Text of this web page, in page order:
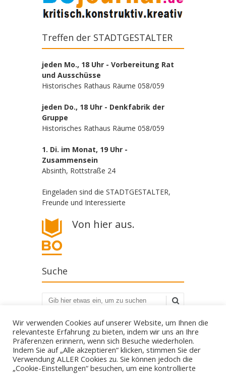
Treffen der STADTGESTALTER
jeden Mo., 18 Uhr - Vorbereitung Rat
und Ausschüsse
Historisches Rathaus Räume 058/059
jeden Do., 18 Uhr - Denkfabrik der
Gruppe
Historisches Rathaus Räume 058/059
1. Di. im Monat, 19 Uhr -
Zusammensein
Absinth, Rottstraße 24
Eingeladen sind die STADTGESTALTER,
Freunde und Interessierte
Von hier aus.
Suche
Suchen
Die STADTGESTALTER - politisch aber parteilos
Wir verwenden Cookies auf unserer Website, um Ihnen die
relevanteste Erfahrung zu bieten, indem wir uns an Ihre
Präferenzen erinnern, wenn sich Besuche wiederholen.
Indem Sie auf „Alle akzeptieren“ klicken, stimmen Sie der
Verwendung ALLER Cookies zu. Sie können jedoch die
„Cookie-Einstellungen“ besuchen, um eine kontrollierte